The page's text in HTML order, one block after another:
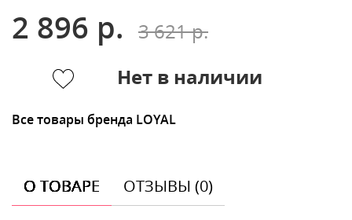
2 896 р.
3 621 р.
Нет в наличии
Все товары бренда LOYAL
О ТОВАРЕ ОТЗЫВЫ (0)